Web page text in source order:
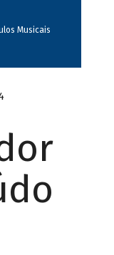
Musicais